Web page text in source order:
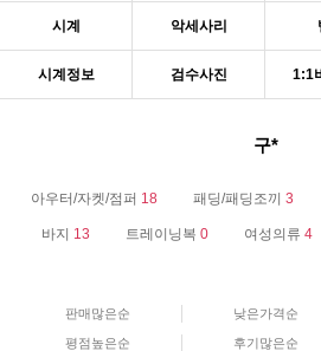
시계 악세사리
시계정보 검수사진 1:1
구*
아우터/자켓/점퍼 18 패딩/패딩조끼 3
바지 13 트레이닝복 0 여성의류 4
판매많은순 낮은가격순
평점높은순 후기많은순